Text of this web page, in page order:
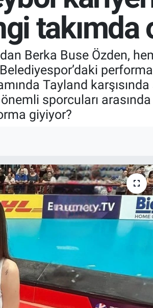
takımda
Berka Buse Özden,
Tayland
sporcuları
giyiyor?